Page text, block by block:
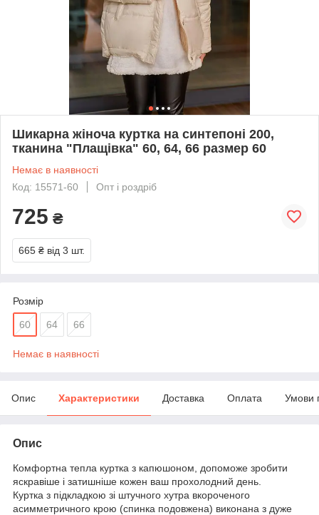
Шикарна жіноча куртка на синтепоні 200,
тканина "Плащівка" 60, 64, 66 размер 60
Немає в наявності
Код: 15571-60
Опт і роздріб
725 ₴
665 ₴ від 3 шт.
Розмір
60 64 66
Немає в наявності
Опис Характеристики Доставка Оплата Умови
Опис
Комфортна тепла куртка з капюшоном, допоможе зробити
яскравіше і затишніше кожен ваш прохолодний день.
Куртка з підкладкою зі штучного хутра вкороченого
асимметричного крою (спинка подовжена) виконана з дуже